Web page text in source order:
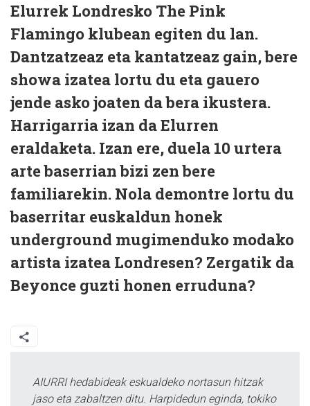
Elurrek Londresko The Pink
Flamingo klubean egiten du lan.
Dantzatzeaz eta kantatzeaz gain, bere
showa izatea lortu du eta gauero
jende asko joaten da bera ikustera.
Harrigarria izan da Elurren
eraldaketa. Izan ere, duela 10 urtera
arte baserrian bizi zen bere
familiarekin. Nola demontre lortu du
baserritar euskaldun honek
underground mugimenduko modako
artista izatea Londresen? Zergatik da
Beyonce guzti honen erruduna?
AIURRI hedabideak eskualdeko nortasun hitzak
jaso eta zabaltzen ditu. Harpidedun eginda, tokiko